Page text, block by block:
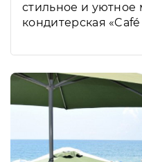
стильное и уютное
кондитерская «Café